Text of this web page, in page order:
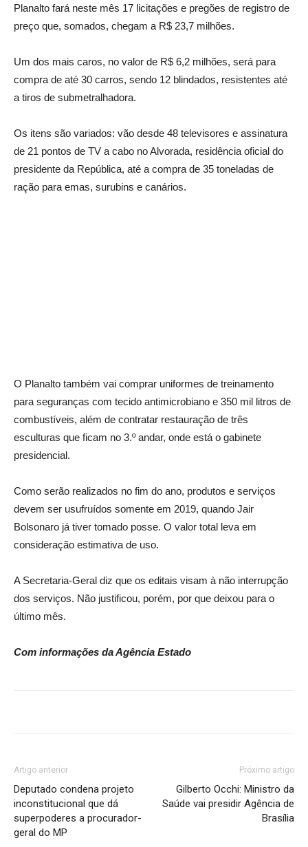
Planalto fará neste mês 17 licitações e pregões de registro de
preço que, somados, chegam a R$ 23,7 milhões.
Um dos mais caros, no valor de R$ 6,2 milhões, será para
compra de até 30 carros, sendo 12 blindados, resistentes até
a tiros de submetralhadora.
Os itens são variados: vão desde 48 televisores e assinatura
de 21 pontos de TV a cabo no Alvorada, residência oficial do
presidente da República, até a compra de 35 toneladas de
ração para emas, surubins e canários.
O Planalto também vai comprar uniformes de treinamento
para seguranças com tecido antimicrobiano e 350 mil litros de
combustíveis, além de contratar restauração de três
esculturas que ficam no 3.º andar, onde está o gabinete
presidencial.
Como serão realizados no fim do ano, produtos e serviços
devem ser usufruídos somente em 2019, quando Jair
Bolsonaro já tiver tomado posse. O valor total leva em
consideração estimativa de uso.
A Secretaria-Geral diz que os editais visam à não interrupção
dos serviços. Não justificou, porém, por que deixou para o
último mês.
Com informações da Agência Estado
Artigo anterior
Deputado condena projeto
inconstitucional que dá
superpoderes a procurador-
geral do MP
Próximo artigo
Gilberto Occhi: Ministro da
Saúde vai presidir Agência de
Brasília